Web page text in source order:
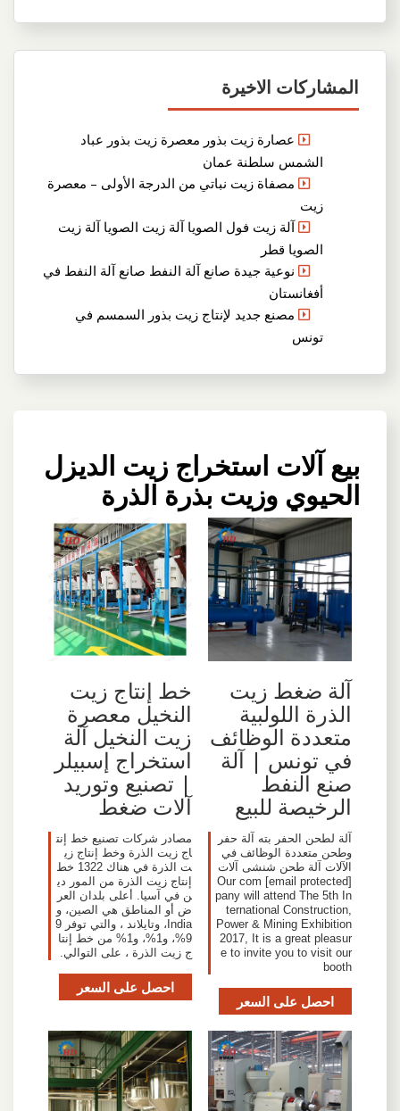
المشاركات الاخيرة
عصارة زيت بذور معصرة زيت بذور عباد
الشمس سلطنة عمان
مصفاة زيت نباتي من الدرجة الأولى – معصرة
زيت
آلة زيت فول الصويا آلة زيت الصويا آلة زيت
الصويا قطر
نوعية جيدة صانع آلة النفط صانع آلة النفط في
أفغانستان
مصنع جديد لإنتاج زيت بذور السمسم في
تونس
بيع آلات استخراج زيت الديزل
الحيوي وزيت بذرة الذرة
آلة ضغط زيت
الذرة اللولبية
متعددة الوظائف
في تونس | آلة
صنع النفط
الرخيصة للبيع
آلة لطحن الحفر بته آلة حفر
وطحن متعددة الوظائف في
الآلات آلة طحن شنشى آلات
[email protected] Our com
pany will attend The 5th In
ternational Construction,
Power & Mining Exhibition
2017, It is a great pleasur
e to invite you to visit our
booth
احصل على السعر
خط إنتاج زيت
النخيل معصرة
زيت النخيل آلة
استخراج إسبيلر
| تصنيع وتوريد
آلات ضغط
مصادر شركات تصنيع خط إنت
اج زيت الذرة وخط إنتاج زي
ت الذرة في هناك 1322 خط
إنتاج زيت الذرة من المور دي
ن في آسيا. أعلى بلدان العر
ض أو المناطق هي الصين، و
India، وتايلاند ، والتي توفر 9
9%، و1%، و1% من خط إنتا
ج زيت الذرة ، على التوالي.
احصل على السعر